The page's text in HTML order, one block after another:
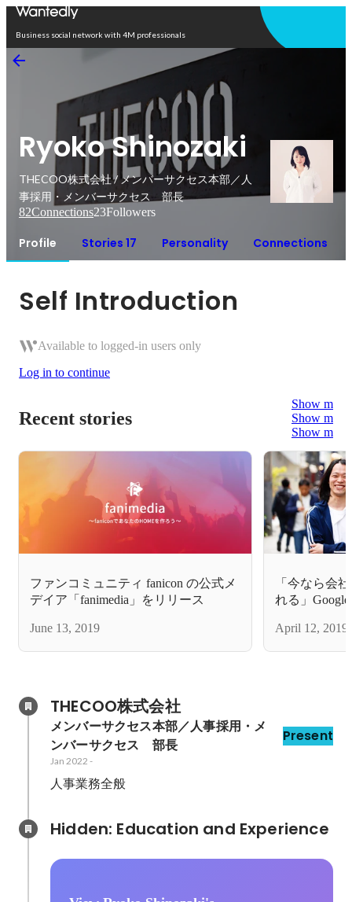
Business social network with 4M professionals
Ryoko Shinozaki
THECOO株式会社 / メンバーサクセス本部／人
事採用・メンバーサクセス 部長
82Connections23Followers
Profile Stories 17 Personality Connections
Self Introduction
Available to logged-in users only
Log in to continue
Recent stories
Show more
Show more
Show more
ファンコミュニティ fanicon の公式メ
デイア「fanimedia」をリリース
June 13, 2019
「今なら会
れる」
いたこと
April 12, 2019
THECOO株式会社
メンバーサクセス本部／人事採用・メ
ンバーサクセス　部長
Present
Jan 2022 -
人事業務全般